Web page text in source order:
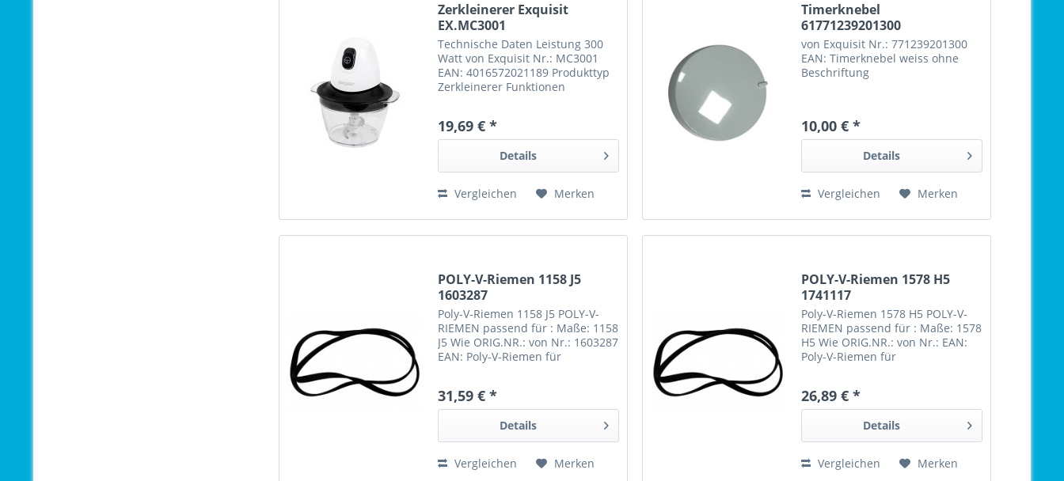
Zerkleinerer Exquisit
EX.MC3001
Technische Daten Leistung 300
Watt von Exquisit Nr.: MC3001
EAN: 4016572021189 Produkttyp
Zerkleinerer Funktionen
BPA-frei Füllmenge 1 Liter
Anwendungen Dressing, Nüsse,
19,69 € *
Details
Vergleichen Merken
Timerknebel
61771239201300
von Exquisit Nr.: 771239201300
EAN: Timerknebel weiss ohne
Beschriftung
10,00 € *
Details
Vergleichen Merken
POLY-V-Riemen 1158 J5
1603287
Poly-V-Riemen 1158 J5 POLY-V-
RIEMEN passend für : Maße: 1158
J5 Wie ORIG.NR.: von Nr.: 1603287
EAN: Poly-V-Riemen für
unterschiedlichen Profilen "H"
und "J" / Längen / und
Ausführungen elastisch...
31,59 € *
Details
Vergleichen Merken
POLY-V-Riemen 1578 H5
1741117
Poly-V-Riemen 1578 H5 POLY-V-
RIEMEN passend für : Maße: 1578
H5 Wie ORIG.NR.: von Nr.: EAN:
Poly-V-Riemen für
unterschiedlichen Profilen "H"
und "J" / Längen / und
Ausführungen elastisch nicht...
26,89 € *
Details
Vergleichen Merken